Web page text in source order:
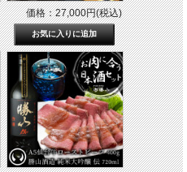
価格：27,000円(税込)